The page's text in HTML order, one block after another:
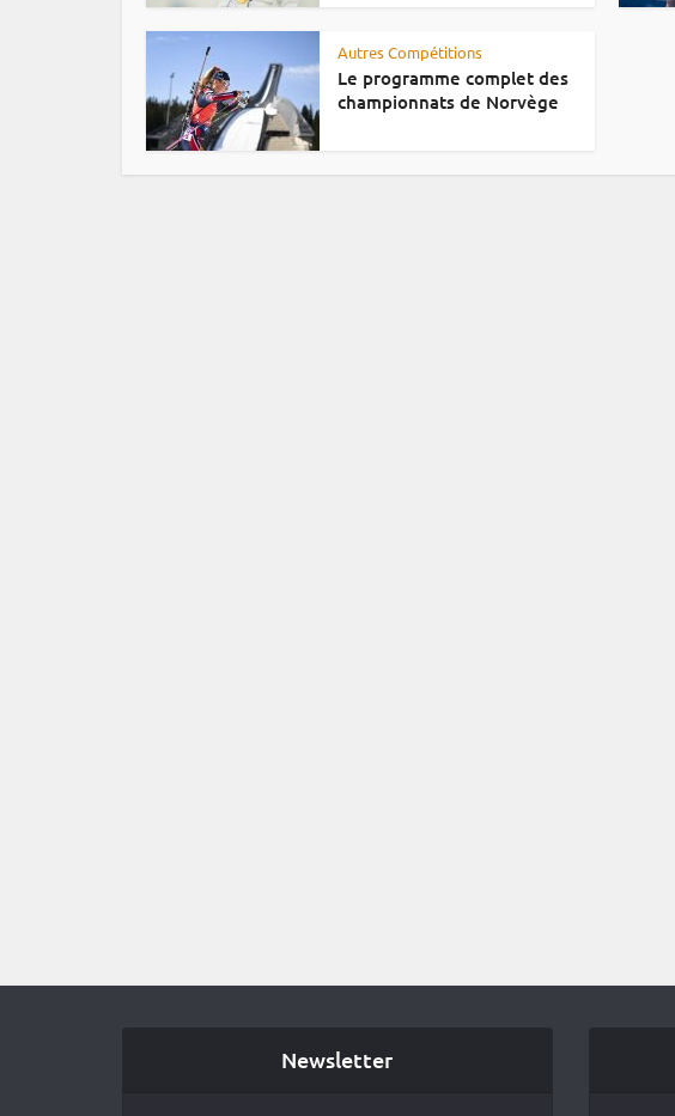
Autres Compétitions
Le programme complet des
championnats de Norvège
Newsletter